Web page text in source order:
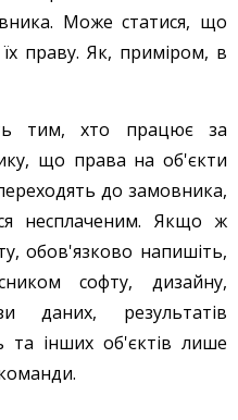
Може статися, що
праву. Як, приміром, в
тим, хто працює за
що права на об'єкти
до замовника,
несплаченим. Якщо ж
обов'язково напишіть,
софту, дизайну,
даних, результатів
та інших об'єктів лише